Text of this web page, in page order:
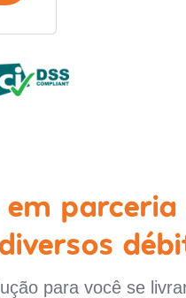
para você se